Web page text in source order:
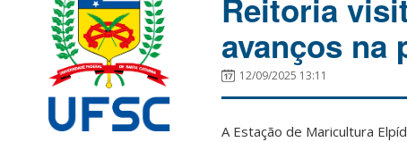
Reitoria
avanços na
12/09/2025 13:11
A Estação de Maricultura